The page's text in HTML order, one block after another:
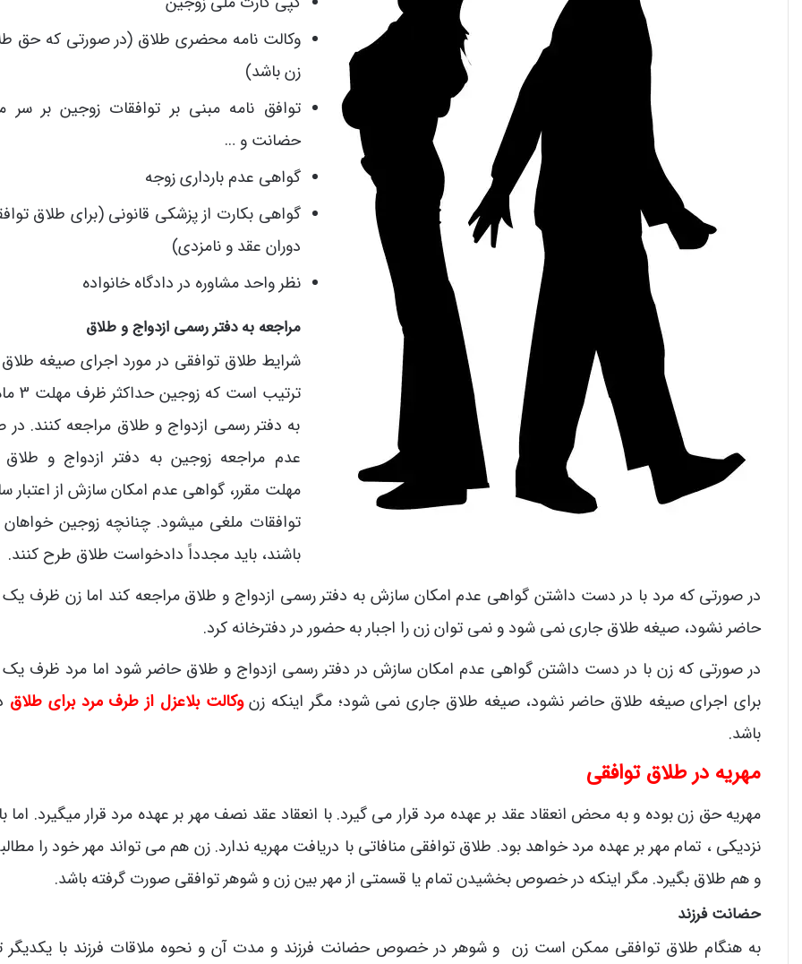
وکالت نامه محضری طلاق (در صورتی که حق
زن باشد)
توافق نامه مبنی بر توافقات زوجین بر سر
حضانت و …
گواهی عدم بارداری زوجه
گواهی بکارت از پزشکی قانونی (برای طلاق
دوران عقد و نامزدی)
نظر واحد مشاوره در دادگاه خانواده
مراجعه به دفتر رسمی ازدواج و طلاق
شرایط طلاق توافقی در مورد اجرای صیغه
ترتیب
به دفتر رسمی ازدواج و طلاق مراجعه کنند.
عدم مراجعه زوجین به دفتر ازدواج و
مهلت مقرر، گواهی عدم امکان سازش از اعتبار
توافقات ملغی میشود. چنانچه زوجین
باشند، باید مجدداً دادخواست طلاق طرح کنند.
در صورتی که مرد با در دست داشتن گواهی عدم امکان سازش به دفتر رسمی ازدواج و طلاق مراجعه کند اما زن ظرف
حاضر نشود، صیغه طلاق جاری نمی شود و نمی توان زن را اجبار به حضور در دفترخانه کرد.
در صورتی که زن با در دست داشتن گواهی عدم امکان سازش در دفتر رسمی ازدواج و طلاق حاضر شود اما مرد ظرف
برای اجرای صیغه طلاق حاضر نشود، صیغه طلاق جاری نمی شود؛ مگر اینکه زنوکالت بلاعزل از طرف مرد برای طلاق
باشد.
مهریه در طلاق توافقی
مهریه حق زن بوده و به محض انعقاد عقد بر عهده مرد قرار می گیرد. با انعقاد عقد نصف مهر بر عهده مرد قرار میگیرد. اما
نزدیکی ، تمام مهر بر عهده مرد خواهد بود. طلاق توافقی منافاتی با دریافت مهریه ندارد. زن هم می تواند مهر خود را
و هم طلاق بگیرد. مگر اینکه در خصوص بخشیدن تمام یا قسمتی از مهر بین زن و شوهر توافقی صورت گرفته باشد.
حضانت فرزند
به هنگام طلاق توافقی ممکن است زن و شوهر در خصوص حضانت فرزند و مدت آن و نحوه ملاقات فرزند با یکدیگر